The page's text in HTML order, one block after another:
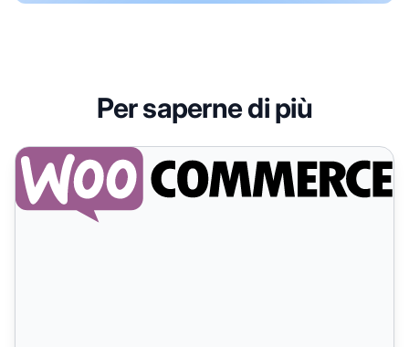
Per saperne di più
WooCommerce (modulo WordPress)